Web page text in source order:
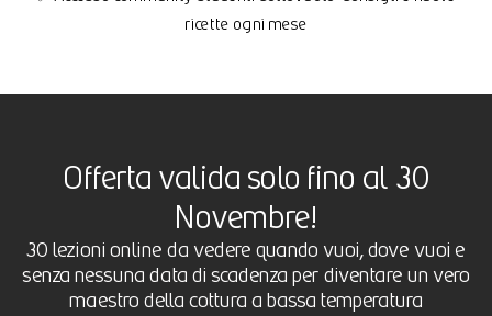
ricette ogni mese
Offerta valida solo fino al 30
Novembre!
30 lezioni online da vedere quando vuoi, dove vuoi e
senza nessuna data di scadenza per diventare un vero
maestro della cottura a bassa temperatura